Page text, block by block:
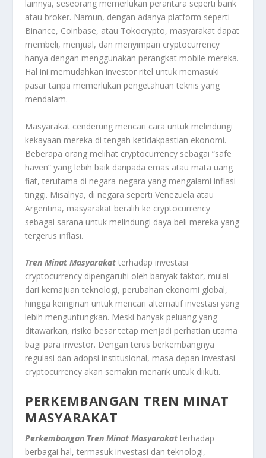
lainnya, seseorang memerlukan perantara seperti bank
atau broker. Namun, dengan adanya platform seperti
Binance, Coinbase, atau Tokocrypto, masyarakat dapat
membeli, menjual, dan menyimpan cryptocurrency
hanya dengan menggunakan perangkat mobile mereka.
Hal ini memudahkan investor ritel untuk memasuki
pasar tanpa memerlukan pengetahuan teknis yang
mendalam.
Masyarakat cenderung mencari cara untuk melindungi
kekayaan mereka di tengah ketidakpastian ekonomi.
Beberapa orang melihat cryptocurrency sebagai “safe
haven” yang lebih baik daripada emas atau mata uang
fiat, terutama di negara-negara yang mengalami inflasi
tinggi. Misalnya, di negara seperti Venezuela atau
Argentina, masyarakat beralih ke cryptocurrency
sebagai sarana untuk melindungi daya beli mereka yang
tergerus inflasi.
Tren Minat Masyarakat terhadap investasi
cryptocurrency dipengaruhi oleh banyak faktor, mulai
dari kemajuan teknologi, perubahan ekonomi global,
hingga keinginan untuk mencari alternatif investasi yang
lebih menguntungkan. Meski banyak peluang yang
ditawarkan, risiko besar tetap menjadi perhatian utama
bagi para investor. Dengan terus berkembangnya
regulasi dan adopsi institusional, masa depan investasi
cryptocurrency akan semakin menarik untuk diikuti.
PERKEMBANGAN TREN MINAT
MASYARAKAT
Perkembangan Tren Minat Masyarakat terhadap
berbagai hal, termasuk investasi dan teknologi,